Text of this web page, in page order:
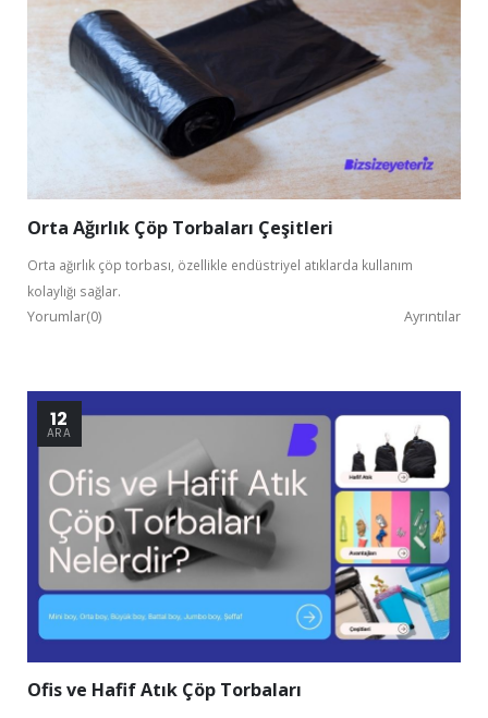
Orta Ağırlık Çöp Torbaları Çeşitleri
Orta ağırlık çöp torbası, özellikle endüstriyel atıklarda kullanım
kolaylığı sağlar.
Yorumlar(0) Ayrıntılar
12
ARA
Ofis ve Hafif Atık Çöp Torbaları